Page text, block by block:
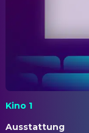
Kino 1
Ausstattung